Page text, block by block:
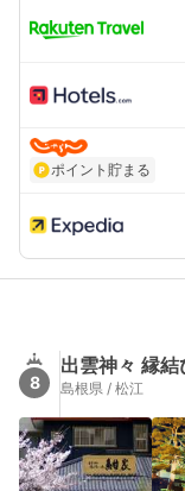
特に米子以
のお客様は、
ポイント貯まる
8
出雲神々 縁
島根県 / 松江